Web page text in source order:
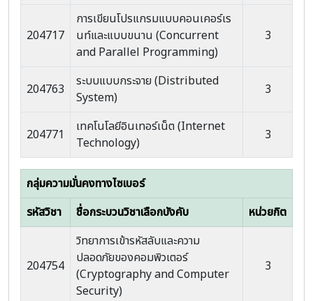
204717
การเขียนโปรแกรมแบบคอนเคอร์เร
นท์และแบบขนาน (Concurrent
and Parallel Programming)
3
204763
ระบบแบบกระจาย (Distributed
System)
3
204771
เทคโนโลยีอินเทอร์เน็ต (Internet
Technology)
3
กลุ่มความมั่นคงทางไซเบอร์
รหัสวิชา
ชื่อกระบวนวิชาเลือกบังคับ หน่วยกิต
204754
วิทยาการเข้ารหัสลับและความ
ปลอดภัยของคอมพิวเตอร์
(Cryptography and Computer
Security)
3